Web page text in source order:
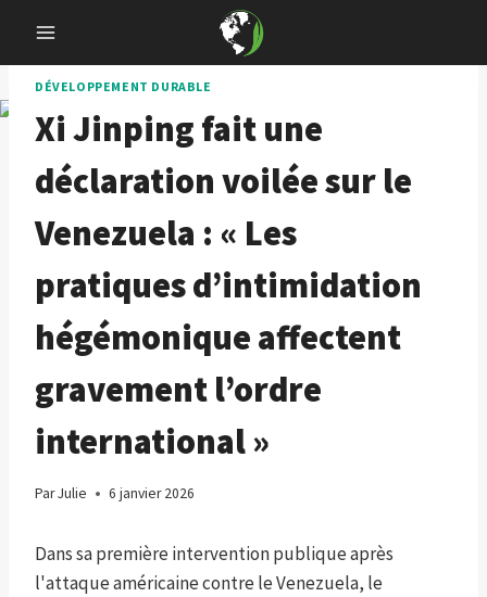
content
DÉVELOPPEMENT DURABLE
Xi Jinping fait une
déclaration voilée sur le
Venezuela : « Les
pratiques d’intimidation
hégémonique affectent
gravement l’ordre
international »
ParJulie 6 janvier 2026
Dans sa première intervention publique après
l'attaque américaine contre le Venezuela, le